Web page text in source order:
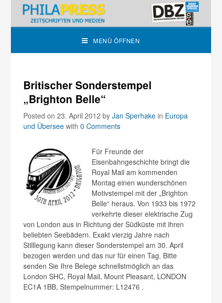
MENÜ ÖFFNEN
Britischer Sonderstempel
„Brighton Belle“
Posted on 23. April 2012byJan Sperhake in Europa
und Übersee with0 Comments
Für Freunde der
Eisenbahngeschichte bringt die
Royal Mail am kommenden
Montag einen wunderschönen
Motivstempel mit der „Brighton
Belle“ heraus. Von 1933 bis 1972
verkehrte dieser elektrische Zug
von London aus in Richtung der Südküste mit ihren
beliebten Seebädern. Exakt vierzig Jahre nach
Stilllegung kann dieser Sonderstempel am 30. April
bezogen werden und das nur für einen Tag. Bitte
senden Sie Ihre Belege schnellstmöglich an das
London SHC, Royal Mail, Mount Pleasant, LONDON
EC1A 1BB, Stempelnummer: L12476 .